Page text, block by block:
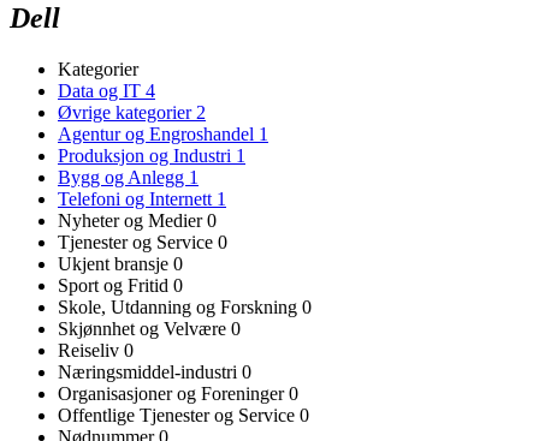
Dell
Kategorier
Data og IT 4
Øvrige kategorier 2
Agentur og Engroshandel 1
Produksjon og Industri 1
Bygg og Anlegg 1
Telefoni og Internett 1
Nyheter og Medier0
Tjenester og Service 0
Ukjent bransje 0
Sport og Fritid 0
Skole, Utdanning og Forskning 0
Skjønnhet og Velvære 0
Reiseliv 0
Næringsmiddel-industri 0
Organisasjoner og Foreninger0
Offentlige Tjenester og Service 0
Nødnummer0